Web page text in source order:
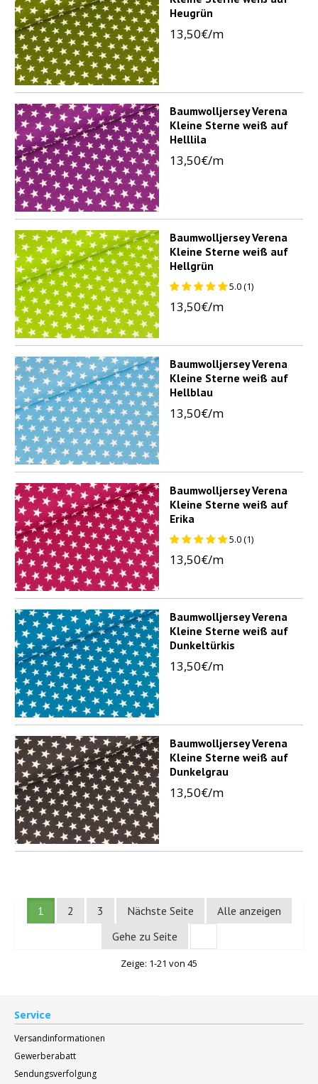
Heugrün
13,50€/m
Baumwolljersey Verena
Kleine Sterne weiß auf
Helllila
13,50€/m
Baumwolljersey Verena
Kleine Sterne weiß auf
Hellgrün
5.0 (1)
13,50€/m
Baumwolljersey Verena
Kleine Sterne weiß auf
Hellblau
13,50€/m
Baumwolljersey Verena
Kleine Sterne weiß auf
Erika
5.0 (1)
13,50€/m
Baumwolljersey Verena
Kleine Sterne weiß auf
Dunkeltürkis
13,50€/m
Baumwolljersey Verena
Kleine Sterne weiß auf
Dunkelgrau
13,50€/m
1 2 3 Nächste Seite
Alle anzeigen
Gehe zu Seite
Zeige: 1-21 von 45
Service
Versandinformationen
Gewerberabatt
Sendungsverfolgung